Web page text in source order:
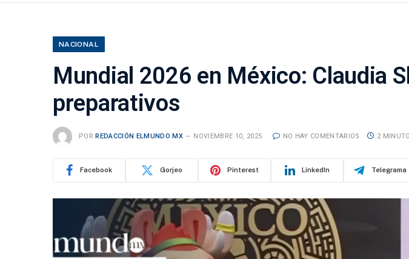
NACIONAL
Mundial 2026 en México: Claudia
preparativos
POR REDACCIÓN ELMUNDO MX NOVIEMBRE 10, 2025 NO HAY COMENTARIOS 2
Facebook Gorjeo Pinterest LinkedIn Telegrama